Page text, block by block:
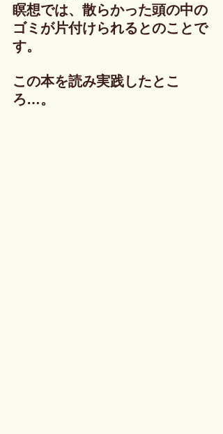
瞑想では、散らかった頭の中の
ゴミが片付けられるとのことで
す。
この本を読み実践したとこ
ろ…。